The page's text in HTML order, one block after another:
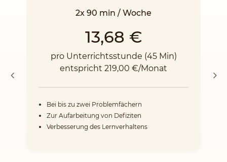
2x 90 min / Woche
13,68 €
pro Unterrichtsstunde (45 Min)
entspricht 219,00 €/Monat
Bei bis zu zwei Problemfächern
Zur Aufarbeitung von Defiziten
Verbesserung des Lernverhaltens